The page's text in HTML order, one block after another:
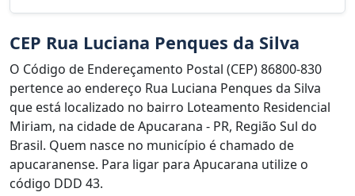
CEP Rua Luciana Penques da Silva
O Código de Endereçamento Postal (CEP) 86800-830
pertence ao endereço Rua Luciana Penques da Silva
que está localizado no bairro Loteamento Residencial
Miriam, na cidade de Apucarana - PR, Região Sul do
Brasil. Quem nasce no município é chamado de
apucaranense. Para ligar para Apucarana utilize o
código DDD 43.